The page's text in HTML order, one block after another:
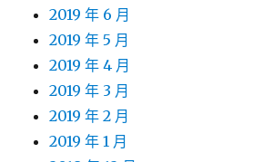
2019 年 6 月
2019 年 5 月
2019 年 4 月
2019 年 3 月
2019 年 2 月
2019 年 1 月